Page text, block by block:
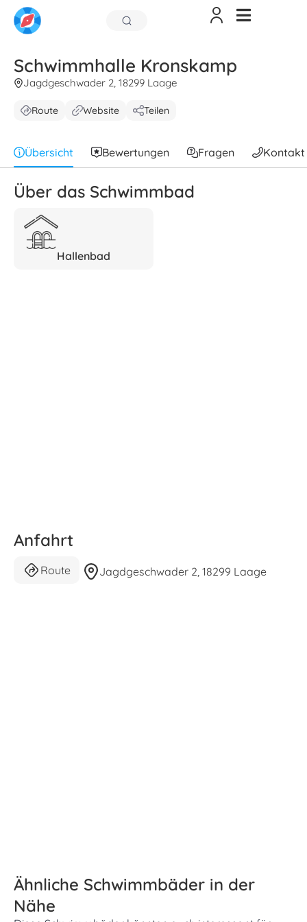
Schwimmhalle Kronskamp
Jagdgeschwader 2, 18299 Laage
Route Website Teilen
Übersicht Bewertungen Fragen Kontakt
Über das Schwimmbad
Hallenbad
Anfahrt
Route Jagdgeschwader 2, 18299 Laage
Ähnliche Schwimmbäder in der
Nähe